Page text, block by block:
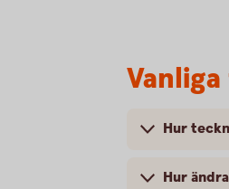
Hur
Hur